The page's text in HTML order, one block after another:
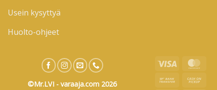
Usein kysyttyä
Huolto-ohjeet
©Mr.LVI - varaaja.com 2026
Visa
Bank